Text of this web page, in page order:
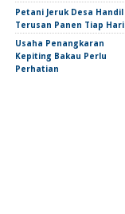
Petani Jeruk Desa Handil
Terusan Panen Tiap Hari
Usaha Penangkaran
Kepiting Bakau Perlu
Perhatian